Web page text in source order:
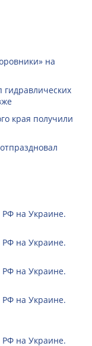
на
края получили
на Украине.
на Украине.
на Украине.
на Украине.
на Украине.